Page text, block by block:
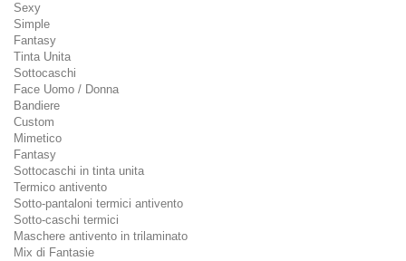
Sexy
Simple
Fantasy
Tinta Unita
Sottocaschi
Face Uomo / Donna
Bandiere
Custom
Mimetico
Fantasy
Sottocaschi in tinta unita
Termico antivento
Sotto-pantaloni termici antivento
Sotto-caschi termici
Maschere antivento in trilaminato
Mix di Fantasie